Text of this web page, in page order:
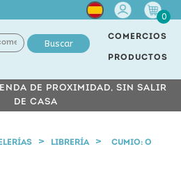
Cuenta
0
Buscar
COMERCIOS
PRODUCTOS
DE PROXIMIDAD, SIN SALIR
DE CASA
LIBRERÍA CUMIO: O